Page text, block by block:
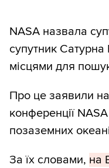
NASA назвала
супутник Сатурна
місцями для
Про це заявили
конференції
позаземних
За їх словами, на